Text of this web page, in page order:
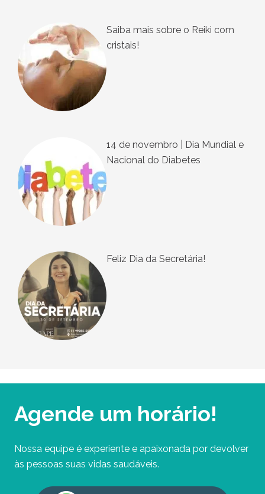
Saiba mais sobre o Reiki com
cristais!
14 de novembro | Dia Mundial e
Nacional do Diabetes
Feliz Dia da Secretária!
Agende um horário!
Nossa equipe é experiente e apaixonada por devolver
às pessoas suas vidas saudáveis.